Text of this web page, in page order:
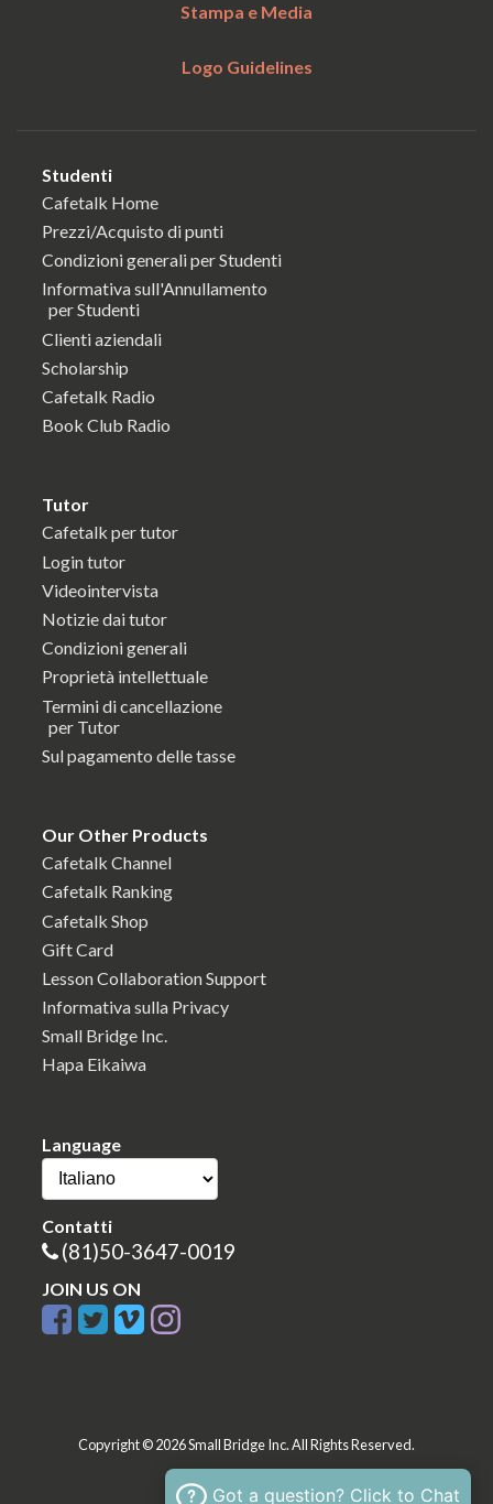
Stampa e Media
Logo Guidelines
Studenti
Cafetalk Home
Prezzi/Acquisto di punti
Condizioni generali per Studenti
Informativa sull'Annullamento
per Studenti
Clienti aziendali
Scholarship
Cafetalk Radio
Book Club Radio
Tutor
Cafetalk per tutor
Login tutor
Videointervista
Notizie dai tutor
Condizioni generali
Proprietà intellettuale
Termini di cancellazione
per Tutor
Sul pagamento delle tasse
Our Other Products
Cafetalk Channel
Cafetalk Ranking
Cafetalk Shop
Gift Card
Lesson Collaboration Support
Informativa sulla Privacy
Small Bridge Inc.
Hapa Eikaiwa
Language
Contatti
(81)50-3647-0019
JOIN US ON
Copyright © 2026 Small Bridge Inc. All Rights Reserved.
Got a question? Click to Chat